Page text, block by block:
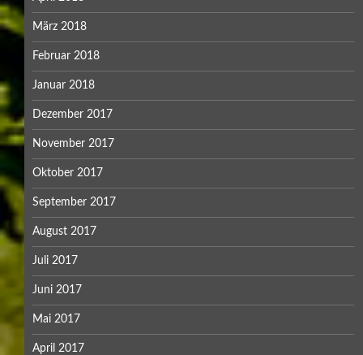
März 2018
Februar 2018
Januar 2018
Dezember 2017
November 2017
Oktober 2017
September 2017
August 2017
Juli 2017
Juni 2017
Mai 2017
April 2017